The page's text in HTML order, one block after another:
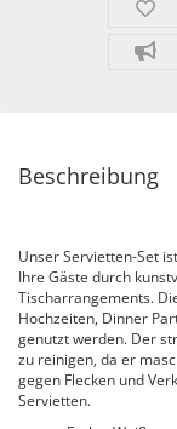
Beschreibung
Unser Servietten-Set
Ihre Gäste durch
Tischarrangements.
Hochzeiten, Dinner
genutzt werden. Der
zu reinigen, da er
gegen Flecken und
Servietten.